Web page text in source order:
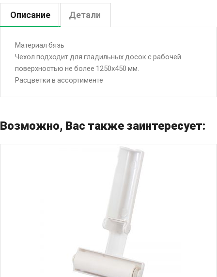
Описание Детали
Материал бязь
Чехол подходит для гладильных досок с рабочей
поверхностью не более 1250х450 мм.
Расцветки в ассортименте
Возможно, Вас также заинтересует: